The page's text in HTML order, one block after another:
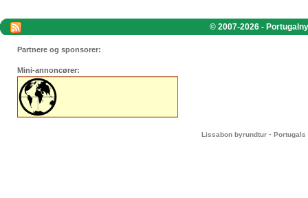
© 2007-2026 -
Partnere og sponsorer:
Mini-annoncører:
Lissabon byrundtur - Portugals